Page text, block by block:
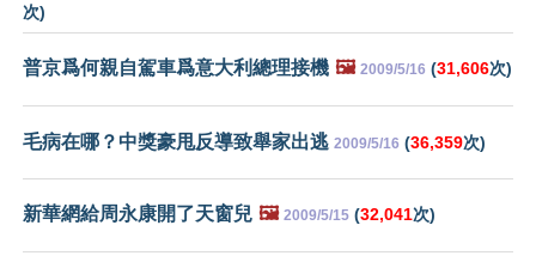
次)
普京爲何親自駕車爲意大利總理接機 🖼️ 2009/5/16 (31,606次)
毛病在哪？中獎豪甩反導致舉家出逃 2009/5/16 (36,359次)
新華網給周永康開了天窗兒 🖼️ 2009/5/15 (32,041次)